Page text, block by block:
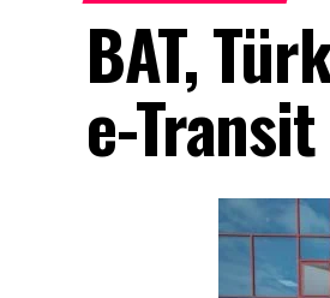
BAT,
e-